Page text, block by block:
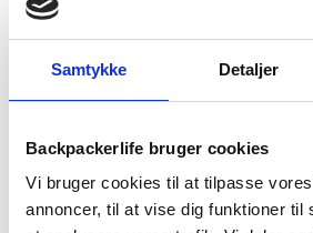
Samtykke Detaljer
Backpackerlife bruger cookies
Vi bruger cookies til at tilpasse
annoncer, til at vise dig funktioner til
BESKRIVELSE